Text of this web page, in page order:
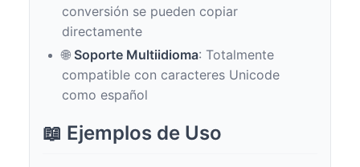
conversión se pueden copiar
directamente
🌐 Soporte Multiidioma: Totalmente
compatible con caracteres Unicode
como español
📖 Ejemplos de Uso